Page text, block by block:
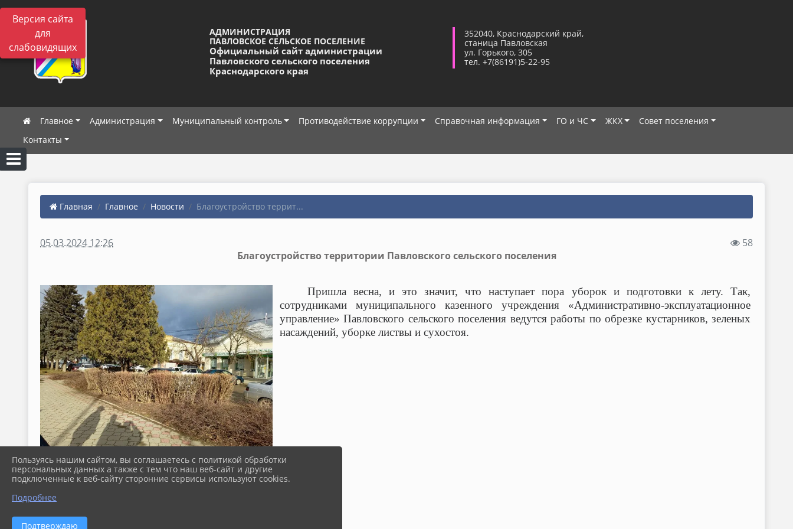
Версия сайта
для
слабовидящих
АДМИНИСТРАЦИЯ
ПАВЛОВСКОЕ СЕЛЬСКОЕ ПОСЕЛЕНИЕ
Официальный сайт администрации
Павловского сельского поселения
Краснодарского края
352040, Краснодарский край,
станица Павловская
ул. Горького, 305
тел. +7(86191)5-22-95
Главное Администрация Муниципальный контроль Противодействие коррупции Справочная информация ГО и ЧС ЖКХ
Совет поселения
Контакты
Главная Главное Новости Благоустройство террит...
05.03.2024 12:26
58
Благоустройство территории Павловского сельского поселения
Пришла весна, и это значит, что наступает пора уборок и подготовки к лету. Так,
сотрудниками муниципального казенного учреждения «Административно-эксплуатационное
управление» Павловского сельского поселения ведутся работы по обрезке кустарников, зеленых
насаждений, уборке листвы и сухостоя.
Пользуясь нашим сайтом, вы соглашаетесь с политикой обработки
персональных данных а также с тем что наш веб-сайт и другие
подключенные к веб-сайту сторонние сервисы используют cookies.
Подробнее
Подтверждаю